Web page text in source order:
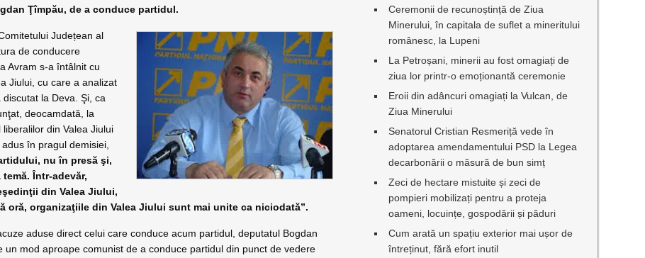
Ţîmpău, de a conduce partidul.
Județean al
de conducere
Avram s-a întâlnit cu
Jiului, cu care a analizat
la Deva. Şi, ca
deocamdată, la
din Valea Jiului
în pragul demisiei,
nu în presă şi,
Într-adevăr,
din Valea Jiului,
oră, organizaţiile din Valea Jiului sunt mai unite ca niciodată”.
aduse direct celui care conduce acum partidul, deputatul Bogdan
mod aproape comunist de a conduce partidul din punct de vedere
Ceremonii de recunoștință de Ziua
Minerului, în capitala de suflet a mineritului
românesc, la Lupeni
La Petroșani, minerii au fost omagiați de
ziua lor printr-o emoționantă ceremonie
Eroii din adâncuri omagiați la Vulcan, de
Ziua Minerului
Senatorul Cristian Resmeriță vede în
adoptarea amendamentului PSD la Legea
decarbonării o măsură de bun simț
Zeci de hectare mistuite și zeci de
pompieri mobilizați pentru a proteja
oameni, locuințe, gospodării și păduri
Cum arată un spațiu exterior mai ușor de
întreținut, fără efort inutil